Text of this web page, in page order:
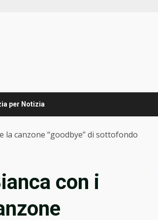
per Notizia
la canzone “goodbye” di sottofondo
con i